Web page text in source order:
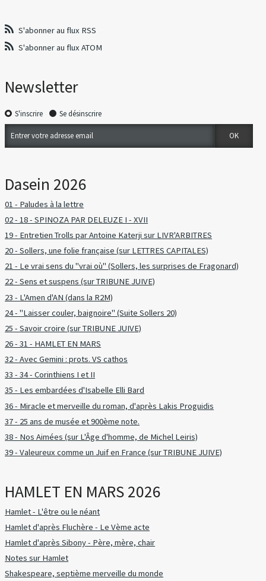
S'abonner au flux RSS
S'abonner au flux ATOM
Newsletter
S'inscrire Se désinscrire
Dasein 2026
01 - Paludes à la lettre
02 - 18 - SPINOZA PAR DELEUZE I - XVII
19 - Entretien Trolls par Antoine Katerji sur LIVR'ARBITRES
20 - Sollers, une folie française (sur LETTRES CAPITALES)
21 - Le vrai sens du "vrai où" (Sollers, les surprises de Fragonard)
22 - Sens et suspens (sur TRIBUNE JUIVE)
23 - L'Amen d'AN (dans la R2M)
24 - "Laisser couler, baignoire" (Suite Sollers 20)
25 - Savoir croire (sur TRIBUNE JUIVE)
26 - 31 - HAMLET EN MARS
32 - Avec Gemini : prots. VS cathos
33 - 34 - Corinthiens I et II
35 - Les embardées d'Isabelle Elli Bard
36 - Miracle et merveille du roman, d'après Lakis Proguidis
37 - 25 ans de musée et 900ème note.
38 - Nos Aimées (sur L'Âge d'homme, de Michel Leiris)
39 - Valeureux comme un Juif en France (sur TRIBUNE JUIVE)
HAMLET EN MARS 2026
Hamlet - L'être ou le néant
Hamlet d'après Fluchère - Le Vème acte
Hamlet d'après Sibony - Père, mère, chair
Notes sur Hamlet
Shakespeare, septième merveille du monde